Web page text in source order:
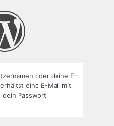
oder deine E-
eine E-Mail mit
dein Passwort